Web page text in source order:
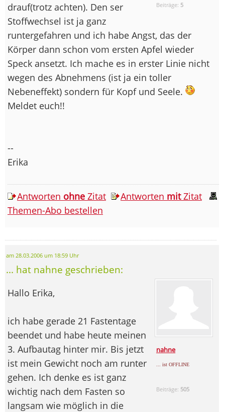
Beiträge: 5
drauf(trotz achten). Den ser
Stoffwechsel ist ja ganz
runtergefahren und ich habe Angst, das der
Körper dann schon vom ersten Apfel wieder
Speck ansetzt. Ich mache es in erster Linie nicht
wegen des Abnehmens (ist ja ein toller
Nebeneffekt) sondern für Kopf und Seele.
Meldet euch!!
--
Erika
Antworten ohne Zitat Antworten mitZitat
Themen-Abo bestellen
am 28.03.2006 um 18:59 Uhr
... hat nahne geschrieben:
nahne
... ist OFFLINE
Beiträge: 505
Hallo Erika,
ich habe gerade 21 Fastentage
beendet und habe heute meinen
3. Aufbautag hinter mir. Bis jetzt
ist mein Gewicht noch am runter
gehen. Ich denke es ist ganz
wichtig nach dem Fasten so
langsam wie möglich in die